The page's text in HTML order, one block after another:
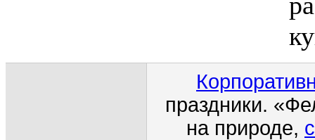
праздники.
на природе,